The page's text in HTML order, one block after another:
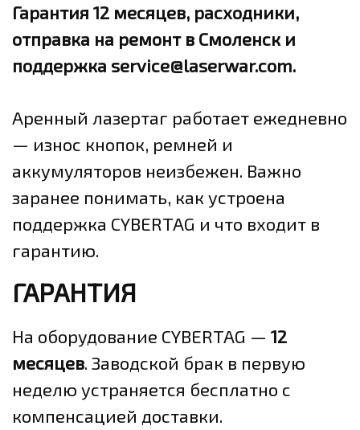
Гарантия 12 месяцев, расходники,
отправка на ремонт в Смоленск и
поддержка service@laserwar.com.
Аренный лазертаг работает ежедневно
— износ кнопок, ремней и
аккумуляторов неизбежен. Важно
заранее понимать, как устроена
поддержка CYBERTAG и что входит в
гарантию.
ГАРАНТИЯ
На оборудование CYBERTAG — 12
месяцев. Заводской брак в первую
неделю устраняется бесплатно с
компенсацией доставки.